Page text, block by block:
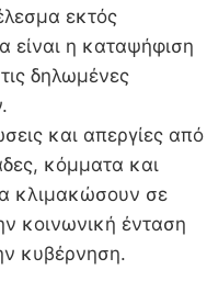
εκτός
είναι η καταψήφιση
δηλωμένες
και απεργίες από
κόμματα και
κλιμακώσουν σε
κοινωνική ένταση
κυβέρνηση.